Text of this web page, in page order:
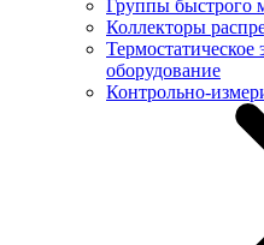
Группы быстрого
Коллекторы
Термостатическое
оборудование
Контрольно-